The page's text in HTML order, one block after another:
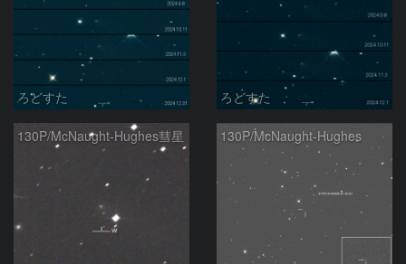
ろどすた ろどすた
130P/McNaught-Hughes彗星 130P/McNaught-Hughes